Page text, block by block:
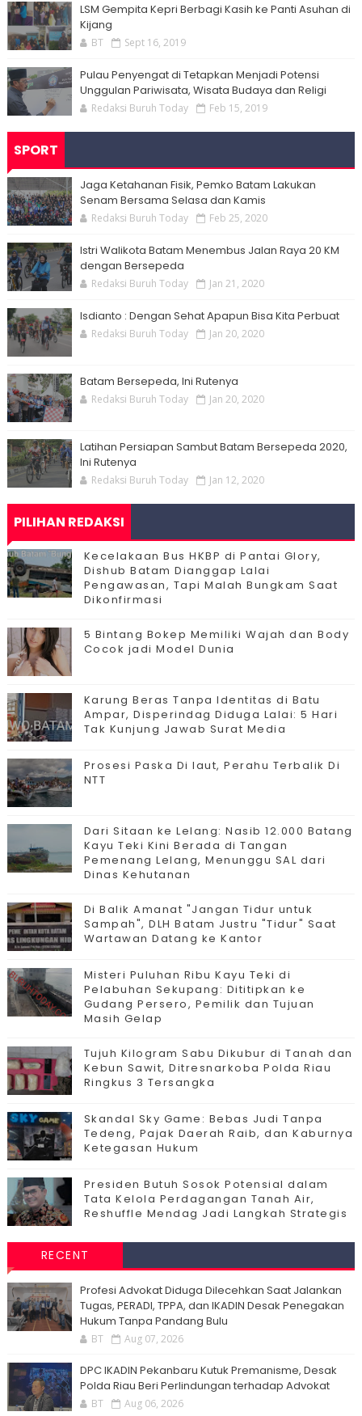
LSM Gempita Kepri Berbagi Kasih ke Panti Asuhan di
Kijang
BT Sept 16, 2019
Pulau Penyengat di Tetapkan Menjadi Potensi
Unggulan Pariwisata, Wisata Budaya dan Religi
Redaksi Buruh Today Feb 15, 2019
SPORT
Jaga Ketahanan Fisik, Pemko Batam Lakukan
Senam Bersama Selasa dan Kamis
Redaksi Buruh Today Feb 25, 2020
Istri Walikota Batam Menembus Jalan Raya 20 KM
dengan Bersepeda
Redaksi Buruh Today Jan 21, 2020
Isdianto : Dengan Sehat Apapun Bisa Kita Perbuat
Redaksi Buruh Today Jan 20, 2020
Batam Bersepeda, Ini Rutenya
Redaksi Buruh Today Jan 20, 2020
Latihan Persiapan Sambut Batam Bersepeda 2020,
Ini Rutenya
Redaksi Buruh Today Jan 12, 2020
PILIHAN REDAKSI
Kecelakaan Bus HKBP di Pantai Glory,
Dishub Batam Dianggap Lalai
Pengawasan, Tapi Malah Bungkam Saat
Dikonfirmasi
5 Bintang Bokep Memiliki Wajah dan Body
Cocok jadi Model Dunia
Karung Beras Tanpa Identitas di Batu
Ampar, Disperindag Diduga Lalai: 5 Hari
Tak Kunjung Jawab Surat Media
Prosesi Paska Di laut, Perahu Terbalik Di
NTT
Dari Sitaan ke Lelang: Nasib 12.000 Batang
Kayu Teki Kini Berada di Tangan
Pemenang Lelang, Menunggu SAL dari
Dinas Kehutanan
Di Balik Amanat "Jangan Tidur untuk
Sampah", DLH Batam Justru "Tidur" Saat
Wartawan Datang ke Kantor
Misteri Puluhan Ribu Kayu Teki di
Pelabuhan Sekupang: Dititipkan ke
Gudang Persero, Pemilik dan Tujuan
Masih Gelap
Tujuh Kilogram Sabu Dikubur di Tanah dan
Kebun Sawit, Ditresnarkoba Polda Riau
Ringkus 3 Tersangka
Skandal Sky Game: Bebas Judi Tanpa
Tedeng, Pajak Daerah Raib, dan Kaburnya
Ketegasan Hukum
Presiden Butuh Sosok Potensial dalam
Tata Kelola Perdagangan Tanah Air,
Reshuffle Mendag Jadi Langkah Strategis
RECENT
Profesi Advokat Diduga Dilecehkan Saat Jalankan
Tugas, PERADI, TPPA, dan IKADIN Desak Penegakan
Hukum Tanpa Pandang Bulu
BT Aug 07, 2026
DPC IKADIN Pekanbaru Kutuk Premanisme, Desak
Polda Riau Beri Perlindungan terhadap Advokat
BT Aug 06, 2026